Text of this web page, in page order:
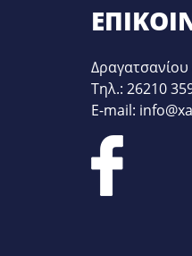
Τηλ.: 26210
E-mail: